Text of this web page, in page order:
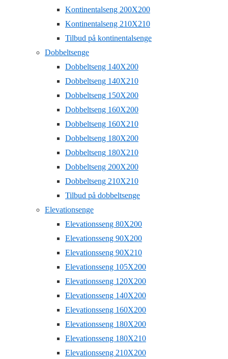
Kontinentalseng 200X200
Kontinentalseng 210X210
Tilbud på kontinentalsenge
Dobbeltsenge
Dobbeltseng 140X200
Dobbeltseng 140X210
Dobbeltseng 150X200
Dobbeltseng 160X200
Dobbeltseng 160X210
Dobbeltseng 180X200
Dobbeltseng 180X210
Dobbeltseng 200X200
Dobbeltseng 210X210
Tilbud på dobbeltsenge
Elevationsenge
Elevationsseng 80X200
Elevationsseng 90X200
Elevationsseng 90X210
Elevationsseng 105X200
Elevationsseng 120X200
Elevationsseng 140X200
Elevationsseng 160X200
Elevationsseng 180X200
Elevationsseng 180X210
Elevationsseng 210X200